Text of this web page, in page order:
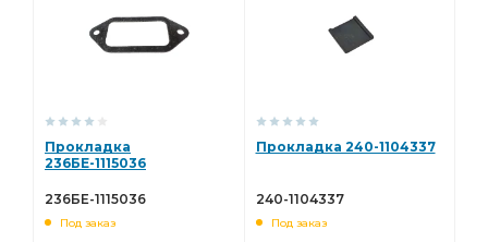
Прокладка
236БЕ-1115036
236БЕ-1115036
Под заказ
Прокладка 240-1104337
240-1104337
Под заказ